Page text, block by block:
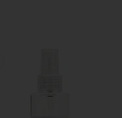
VERB GHOST OIL 헤어 오일